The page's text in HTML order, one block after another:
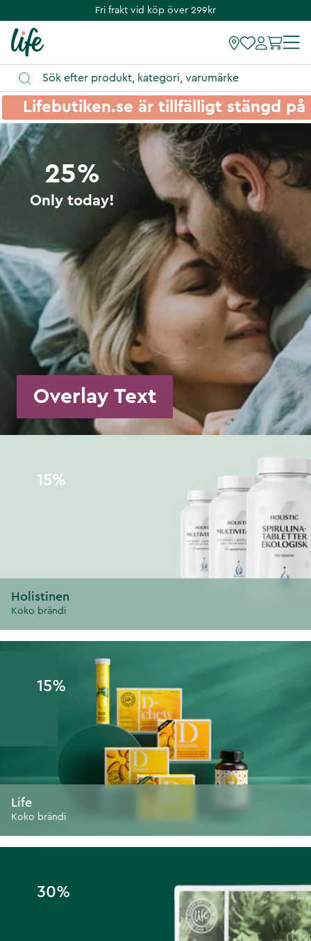
Fri frakt vid köp över 299kr
Lifebutiken.se är tillfälligt stängd
Overlay Text
25%
Only today!
Holistinen
Koko brändi
15%
Life
Koko brändi
15%
30%